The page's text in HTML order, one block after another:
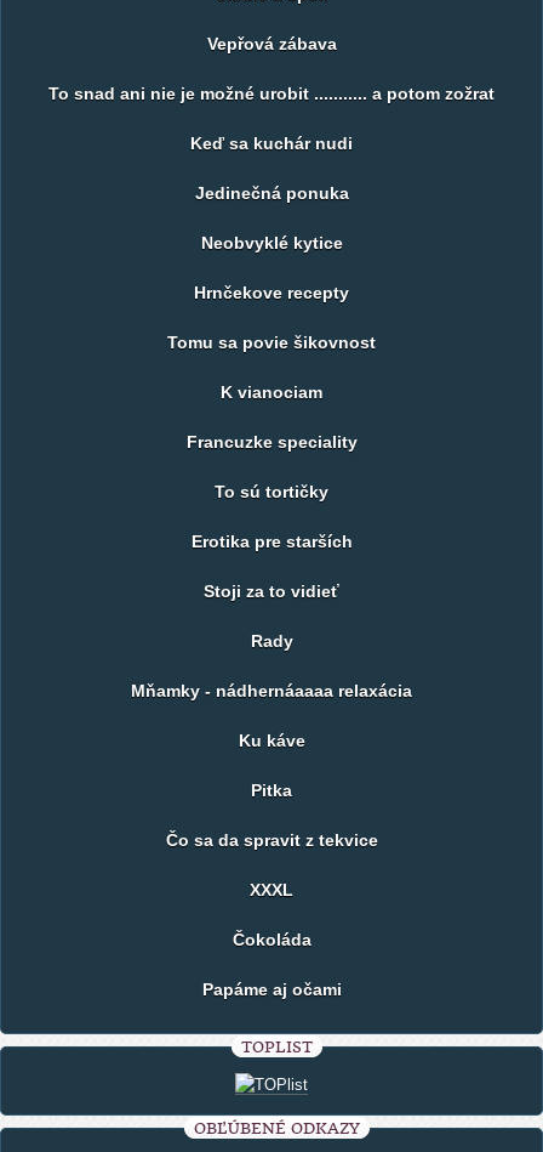
Vepřová zábava
To snad ani nie je možné urobit ........... a potom zožrat
Keď sa kuchár nudi
Jedinečná ponuka
Neobvyklé kytice
Hrnčekove recepty
Tomu sa povie šikovnost
K vianociam
Francuzke speciality
To sú tortičky
Erotika pre starších
Stoji za to vidieť
Rady
Mňamky - nádhernáaaaa relaxácia
Ku káve
Pitka
Čo sa da spravit z tekvice
XXXL
Čokoláda
Papáme aj očami
TOPLIST
OBĽÚBENÉ ODKAZY